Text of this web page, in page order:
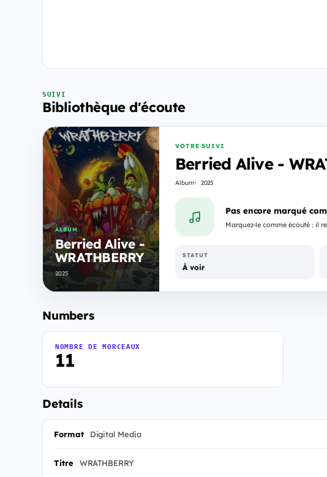
SUIVI
Bibliothèque d'écoute
ALBUM
Berried Alive -
WRATHBERRY
2025
VOTRE SUIVI
Berried Alive -
Album 2025
Pas encore marqué
Marquez-le comme écouté : il
STATUT
À voir
Numbers
11
NOMBRE DE MORCEAUX
Details
Format Digital Media
Titre WRATHBERRY